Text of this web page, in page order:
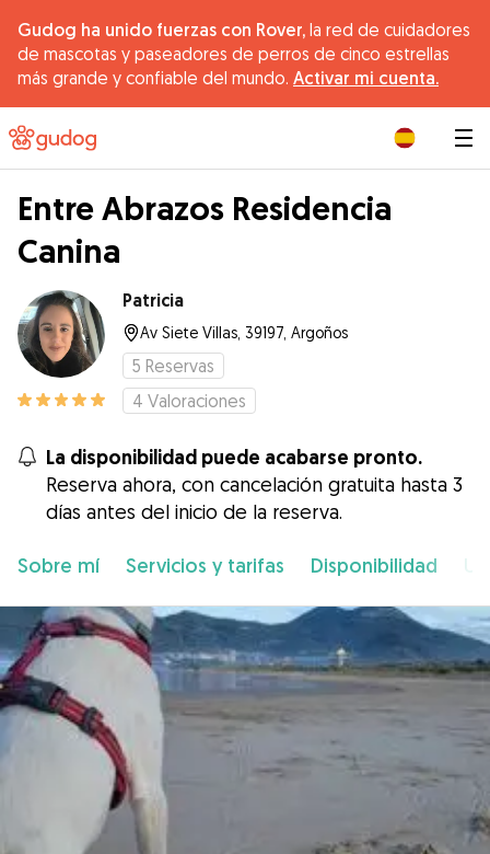
Gudog ha unido fuerzas con Rover, la red de cuidadores
de mascotas y paseadores de perros de cinco estrellas
más grande y confiable del mundo. Activar mi cuenta.
Entre Abrazos Residencia
Canina
Patricia
Av Siete Villas, 39197, Argoños
5 Reservas
4 Valoraciones
La disponibilidad puede acabarse pronto.
Reserva ahora, con cancelación gratuita hasta 3
días antes del inicio de la reserva.
Sobre mí Servicios y tarifas Disponibilidad